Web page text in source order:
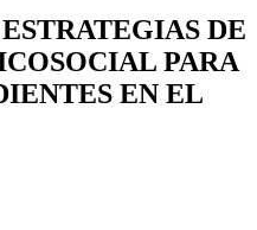
DE
PARA
EN EL